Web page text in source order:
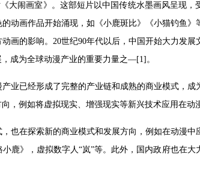
大闹画室》。这部短片以中国传统水墨画风呈现，
动画作品开始涌现，如《小鹿斑比》《小猫钓鱼》
画的影响。20世纪90年代以后，中国开始大力发展
成为全球动漫产业的重要力量之—[1]。
业已经形成了完整的产业链和成熟的商业模式，成
，例如将虚拟现实、增强现实等新兴技术应用在动
也在探索新的商业模式和发展方向，例如在动漫中
鹿》，虚拟数字人“岚”等。此外，国内政府也在大